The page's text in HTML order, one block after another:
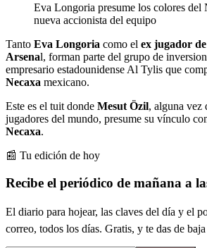
Eva Longoria presume los colores del
nueva accionista del equipo
Tanto Eva Longoria como el ex jugador
Arsenal, forman parte del grupo de
empresario estadounidense Al Tylis que
Necaxa mexicano.
Este es el tuit donde Mesut Özil, alguna vez
jugadores del mundo, presume su vínculo
Necaxa.
📰 Tu edición de hoy
Recibe el periódico de mañana a
El diario para hojear, las claves del día y el
correo, todos los días. Gratis, y te das de